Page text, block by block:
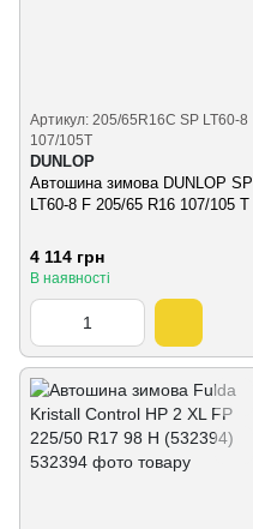
Артикул: 205/65R16C SP LT60-8
107/105T
DUNLOP
Автошина зимова DUNLOP SP
LT60-8 F 205/65 R16 107/105 T
4 114 грн
В наявності